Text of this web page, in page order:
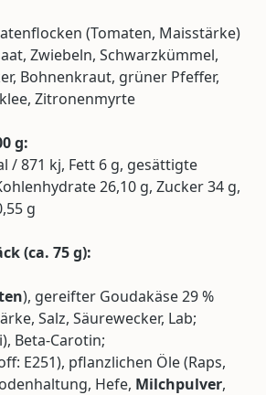
(Tomaten, Maisstärke)
Zwiebeln, Schwarzkümmel,
Bohnenkraut, grüner Pfeffer,
Zitronenmyrte
g:
/ 871 kj, Fett 6 g, gesättigte
26,10 g, Zucker 34 g,
g
(ca. 75 g):
), gereifter Goudakäse 29 %
Salz, Säurewecker, Lab;
Beta-Carotin;
E251), pflanzlichen Öle (Raps,
Hefe, Milchpulver,